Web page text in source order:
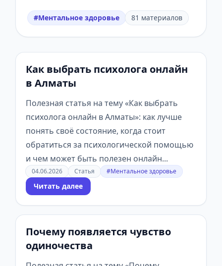
#Ментальное здоровье 81 материалов
Как выбрать психолога онлайн
в Алматы
Полезная статья на тему «Как выбрать
психолога онлайн в Алматы»: как лучше
понять своё состояние, когда стоит
обратиться за психологической помощью
и чем может быть полезен онлайн...
04.06.2026 Статья #Ментальное здоровье
Читать далее
Почему появляется чувство
одиночества